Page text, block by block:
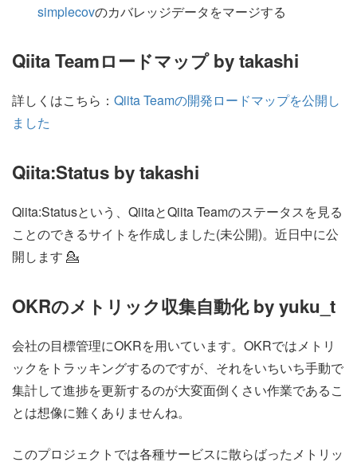
simplecovのカバレッジデータをマージする
Qiita Teamロードマップ by takashi
詳しくはこちら： Qiita Teamの開発ロードマップを公開し
ました
Qiita:Status by takashi
Qiita:Statusという、QiitaとQiita Teamのステータスを見る
ことのできるサイトを作成しました(未公開)。近日中に公
開します 💁
OKRのメトリック収集自動化 by yuku_t
会社の目標管理にOKRを用いています。OKRではメトリ
ックをトラッキングするのですが、それをいちいち手動で
集計して進捗を更新するのが大変面倒くさい作業であるこ
とは想像に難くありませんね。
このプロジェクトでは各種サービスに散らばったメトリッ